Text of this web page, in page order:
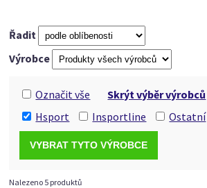
Řadit
Výrobce
Skrýt výběr výrobců
Označit vše
Hsport
Insportline Ostatní
Nalezeno 5 produktů